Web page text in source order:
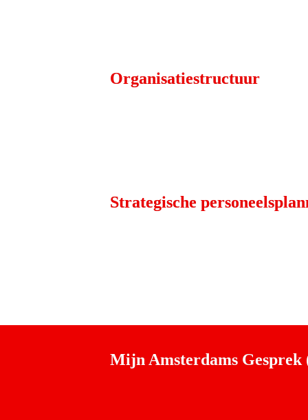
Organisatiestructuur
Strategische
Mijn Amsterdams